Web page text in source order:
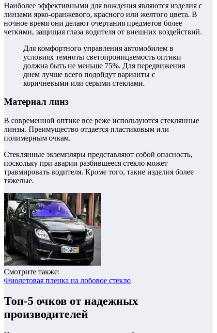
Наиболее эффективными для вождения являются изделия с
линзами ярко-оранжевого, красного или желтого цвета. В
ночное время они делают очертания предметов более
четкими, защищая глаза водителя от внешних воздействий.
Для комфортного управления автомобилем в
условиях темноты светопроницаемость оптики
должна быть не меньше 75%. Для передвижения
днем лучше всего подойдут варианты с
коричневыми или серыми стеклами.
Материал линз
В современной оптике все реже используются стеклянные
линзы. Преимущество отдается пластиковым или
полимерным очкам.
Стеклянные экземпляры представляют собой опасность,
поскольку при аварии разбившееся стекло может
травмировать водителя. Кроме того, такие изделия более
тяжелые.
Смотрите также:
Фиолетовая пленка на лобовое стекло
Топ-5 очков от надежных
производителей